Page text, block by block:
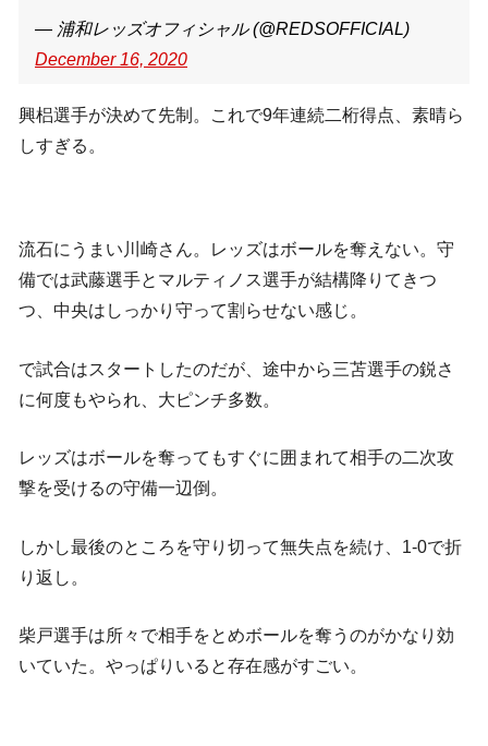
— 浦和レッズオフィシャル (@REDSOFFICIAL)
December 16, 2020
興梠選手が決めて先制。これで9年連続二桁得点、素晴ら
しすぎる。
流石にうまい川崎さん。レッズはボールを奪えない。守
備では武藤選手とマルティノス選手が結構降りてきつ
つ、中央はしっかり守って割らせない感じ。
で試合はスタートしたのだが、途中から三苫選手の鋭さ
に何度もやられ、大ピンチ多数。
レッズはボールを奪ってもすぐに囲まれて相手の二次攻
撃を受けるの守備一辺倒。
しかし最後のところを守り切って無失点を続け、1-0で折
り返し。
柴戸選手は所々で相手をとめボールを奪うのがかなり効
いていた。やっぱりいると存在感がすごい。